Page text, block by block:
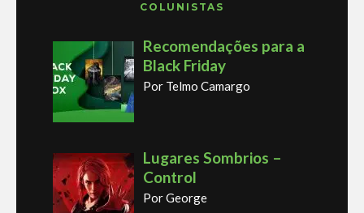
COLUNISTAS
Recomendações para a
Black Friday
Por Telmo Camargo
Lugares Sombrios –
Control
Por George